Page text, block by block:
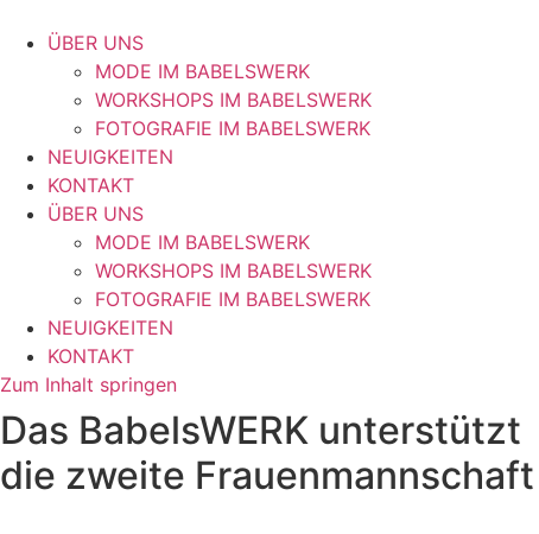
ÜBER UNS
MODE IM BABELSWERK
WORKSHOPS IM BABELSWERK
FOTOGRAFIE IM BABELSWERK
NEUIGKEITEN
KONTAKT
ÜBER UNS
MODE IM BABELSWERK
WORKSHOPS IM BABELSWERK
FOTOGRAFIE IM BABELSWERK
NEUIGKEITEN
KONTAKT
Zum Inhalt springen
Das BabelsWERK unterstützt
die zweite